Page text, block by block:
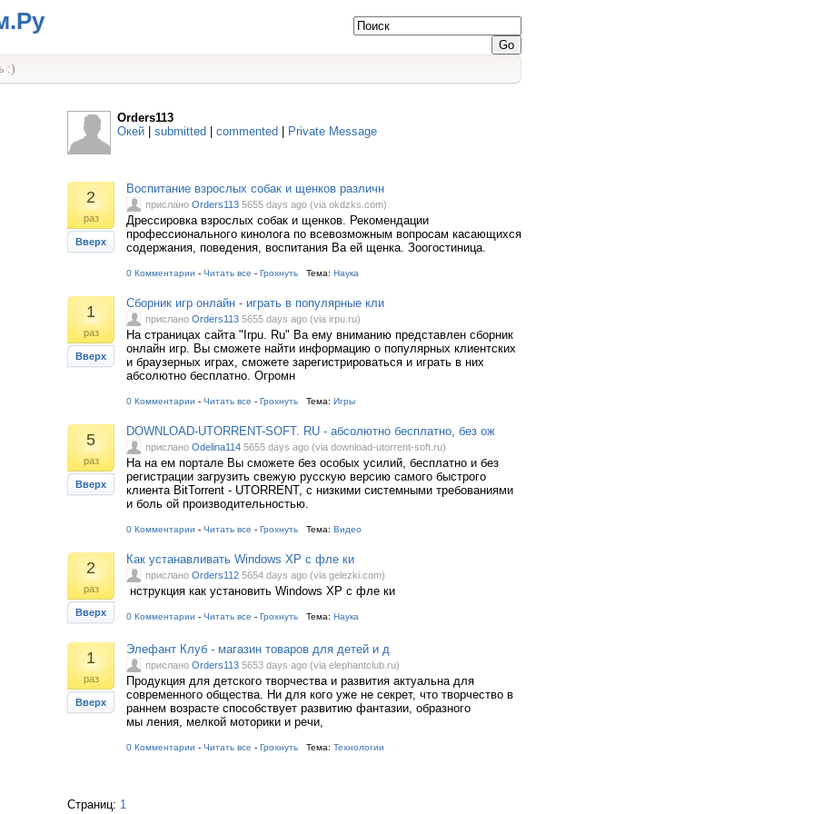
:)
Orders113
Окей
submitted commented Private Message
2
раз
Вверх
Воспитание взрослых собак и щенков различн
прислано Orders113 5655 days ago (via okdzks.com)
Дрессировка взрослых собак и щенков. Рекомендации
профессионального кинолога по всевозможным вопросам касающихся
содержания, поведения, воспитания Ва ей щенка. Зоогостиница.
0 Комментарии - Читать все - Грохнуть Тема: Наука
1
раз
Вверх
Сборник игр онлайн - играть в популярные кли
прислано Orders113 5655 days ago (via irpu.ru)
На страницах сайта "Irpu. Ru" Ва ему вниманию представлен сборник
онлайн игр. Вы сможете найти информацию о популярных клиентских
и браузерных играх, сможете зарегистрироваться и играть в них
абсолютно бесплатно. Огромн
0 Комментарии - Читать все - Грохнуть Тема: Игры
5
раз
Вверх
DOWNLOAD-UTORRENT-SOFT. RU - абсолютно бесплатно, без ож
прислано Odelina114 5655 days ago (via download-utorrent-soft.ru)
На на ем портале Вы сможете без особых усилий, бесплатно и без
регистрации загрузить свежую русскую версию самого быстрого
клиента BitTorrent - UTORRENT, с низкими системными требованиями
и боль ой производительностью.
0 Комментарии - Читать все - Грохнуть Тема: Видео
2
раз
Вверх
Как устанавливать Windows XP с фле ки
прислано Orders112 5654 days ago (via gelezki.com)
нструкция как установить Windows XP с фле ки
0 Комментарии - Читать все - Грохнуть Тема: Наука
1
раз
Вверх
Элефант Клуб - магазин товаров для детей и д
прислано Orders113 5653 days ago (via elephantclub.ru)
Продукция для детского творчества и развития актуальна для
современного общества. Ни для кого уже не секрет, что творчество в
раннем возрасте способствует развитию фантазии, образного
мы ления, мелкой моторики и речи,
0 Комментарии - Читать все - Грохнуть Тема: Технологии
Страниц: 1